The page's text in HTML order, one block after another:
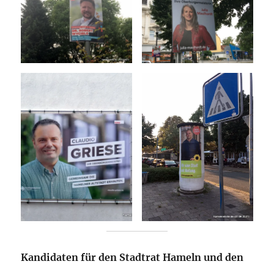
Kandidaten für den Stadtrat Hameln und den